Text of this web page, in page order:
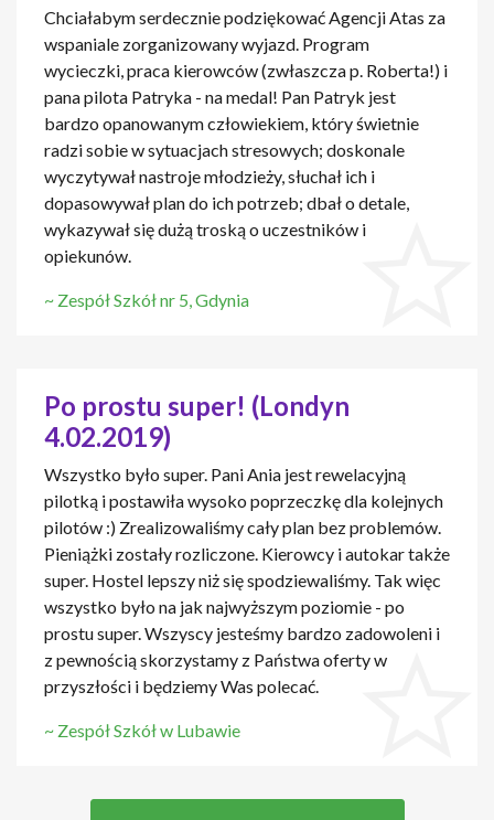
Chciałabym serdecznie podziękować Agencji Atas za
wspaniale zorganizowany wyjazd. Program
wycieczki, praca kierowców (zwłaszcza p. Roberta!) i
pana pilota Patryka - na medal! Pan Patryk jest
bardzo opanowanym człowiekiem, który świetnie
radzi sobie w sytuacjach stresowych; doskonale
wyczytywał nastroje młodzieży, słuchał ich i
dopasowywał plan do ich potrzeb; dbał o detale,
wykazywał się dużą troską o uczestników i
opiekunów.
~ Zespół Szkół nr 5, Gdynia
Po prostu super! (Londyn
4.02.2019)
Wszystko było super. Pani Ania jest rewelacyjną
pilotką i postawiła wysoko poprzeczkę dla kolejnych
pilotów :) Zrealizowaliśmy cały plan bez problemów.
Pieniążki zostały rozliczone. Kierowcy i autokar także
super. Hostel lepszy niż się spodziewaliśmy. Tak więc
wszystko było na jak najwyższym poziomie - po
prostu super. Wszyscy jesteśmy bardzo zadowoleni i
z pewnością skorzystamy z Państwa oferty w
przyszłości i będziemy Was polecać.
~ Zespół Szkół w Lubawie